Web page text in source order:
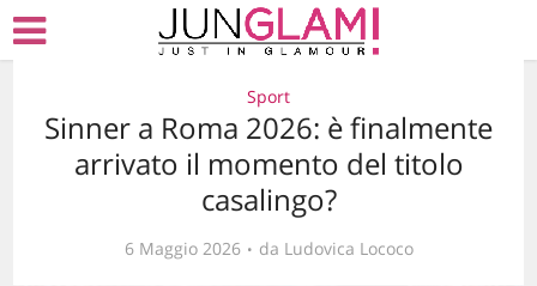
Sport
Sinner a Roma 2026: è finalmente
arrivato il momento del titolo
casalingo?
6 Maggio 2026 da Ludovica Lococo